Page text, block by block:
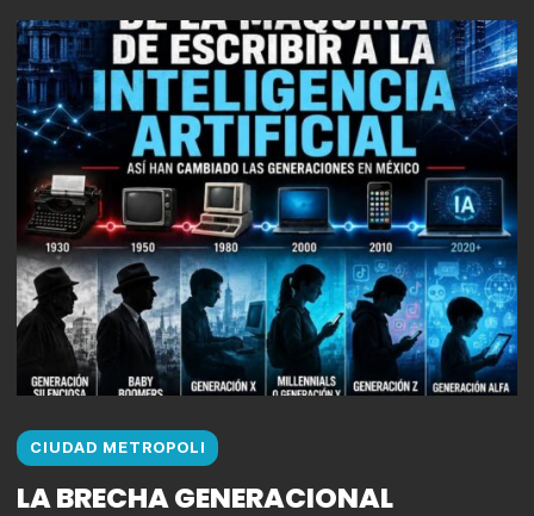
CIUDAD METROPOLI
LA BRECHA GENERACIONAL